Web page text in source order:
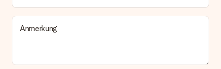
Anmerkung